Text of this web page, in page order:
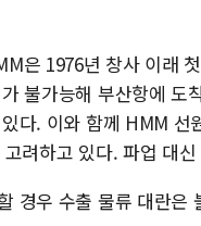
은 1976년 창사 이래
불가능해 부산항에
다. 이와 함께 HMM
려하고 있다. 파업 대
경우 수출 물류 대란은